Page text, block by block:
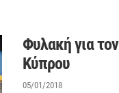
Φυλακή για
Κύπρου
05/01/2018